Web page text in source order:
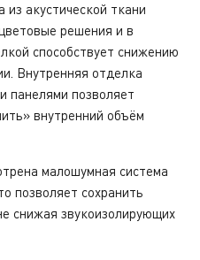
акустической ткани
решения и в
способствует снижению
Внутренняя отделка
панелями позволяет
внутренний объём
малошумная система
позволяет сохранить
снижая звукоизолирующих